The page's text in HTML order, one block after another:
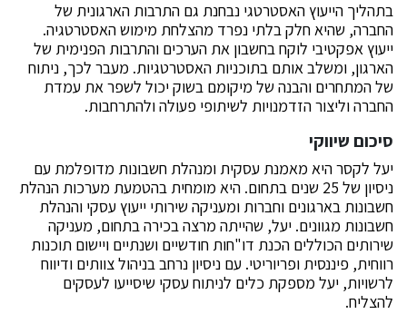
בתהליך הייעוץ האסטרטגי נבחנת גם התרבות הארגונית של
החברה, שהיא חלק בלתי נפרד מהצלחת מימוש האסטרטגיה.
ייעוץ אפקטיבי לוקח בחשבון את הערכים והתרבות הפנימית של
הארגון, ומשלב אותם בתוכניות האסטרטגיות. מעבר לכך, ניתוח
של המתחרים והבנה של מיקומם בשוק יכול לשפר את עמדת
החברה וליצור הזדמנויות לשיתופי פעולה ולהתרחבות.
סיכום שיווקי
יעל לקסר היא מאמנת עסקית ומנהלת חשבונות מדופלמת עם
ניסיון של 25 שנים בתחום. היא מומחית בהטמעת מערכות הנהלת
חשבונות בארגונים וחברות ומעניקה שירותי ייעוץ עסקי והנהלת
חשבונות מגוונים. יעל, שהייתה מרצה בכירה בתחום, מעניקה
שירותים הכוללים הכנת דו"חות חודשיים ושנתיים ויישום תוכנות
רווחית, פיננסית ופריוריטי. עם ניסיון נרחב בניהול צוותים ודיווח
לרשויות, יעל מספקת כלים לניתוח עסקי שיסייעו לעסקים
להצליח.